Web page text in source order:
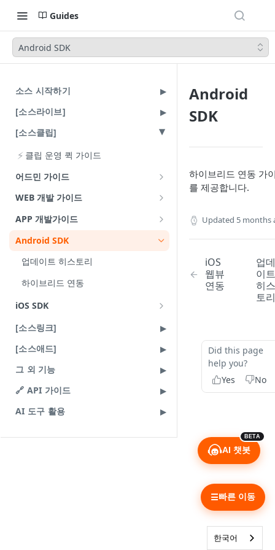
Guides
Android SDK
소스 시작하기
[소스라이브]
[소스클립]
⚡ 클립 운영 퀵 가이드
어드민 가이드
클립 채널 설정
클립 업로드
클립 목록과 상세 화면
상품 등록과 관리
댓글 관리
[클립부스터] 어드민 가이드
WEB 개발 가이드
소스클립 플레이어
소스클립 플레이어 브릿지 가이드
소스클립 플레이어 라이브러리
소스클립 전시
payload
APP 개발가이드
Android 웹뷰 연동
iOS 웹뷰 연동
Android SDK
업데이트 히스토리
하이브리드 연동
iOS SDK
업데이트 히스토리
하이브리드 연동
[소스링크]
[소스애드]
그 외 기능
🔗 API 가이드
AI 도구 활용
Android
SDK
하이브리드 연동 가
를 제공합니다.
Updated 5 months
iOS
웹뷰
연동
업데
이트
히스
토리
Did this page
help you?
Yes
No
☰빠른 이동
BETA
AI 챗봇
한국어